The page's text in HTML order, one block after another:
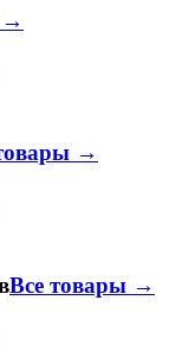
→
→
Все товары →